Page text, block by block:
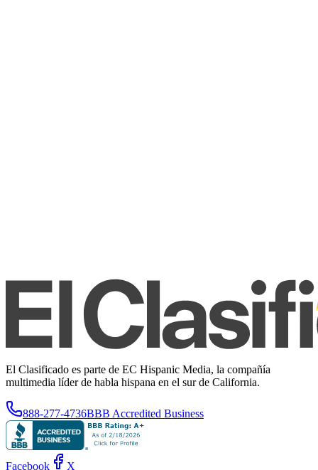
El Clasificado es parte de EC Hispanic Media, la compañía
multimedia líder de habla hispana en el sur de California.
888-277-4736BBB Accredited Business
Facebook X